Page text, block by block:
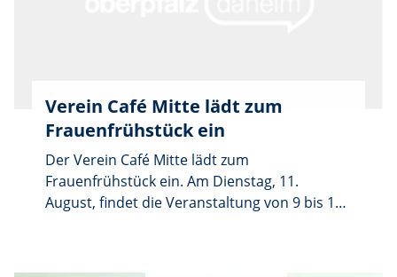
Verein Café Mitte lädt zum
Frauenfrühstück ein
Der Verein Café Mitte lädt zum
Frauenfrühstück ein. Am Dienstag, 11.
August, findet die Veranstaltung von 9 bis 11